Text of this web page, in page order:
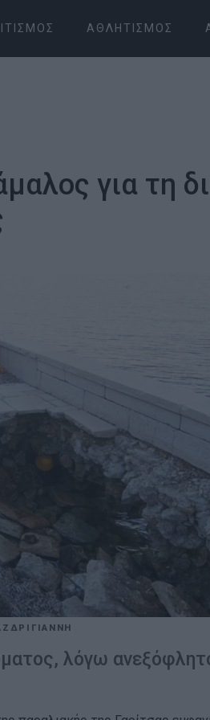
ΑΘΛΗΤΙΣΜΌΣ
για τη
λόγω